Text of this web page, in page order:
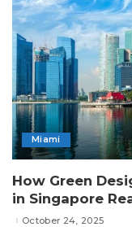
Miami
How Green
in Singapore
October 24, 2025